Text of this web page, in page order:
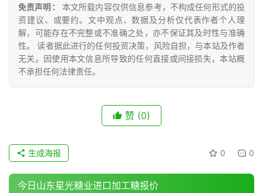
网
公
众
号
专
免责声明：
本文所载内容仅供信息参考，不构成任何形式的投
资建议、或要约。文中观点、数据及分析仅代表作者个人理
解，可能存在不完整或不准确之处，亦不保证其及时性与准确
性。 读者据此进行的任何投资决策，风险自担，与本站及作者
无关。因使用本文信息所导致的任何直接或间接损失，本站概
不承担任何法律责任。
赞 (0)
0 0
生成海报
今日山东星光糖业进口加工糖报价